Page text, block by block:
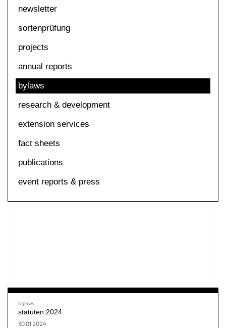
newsletter
sortenprüfung
projects
annual reports
bylaws
research & development
extension services
fact sheets
publications
event reports & press
bylaws
statuten 2024
30.01.2024